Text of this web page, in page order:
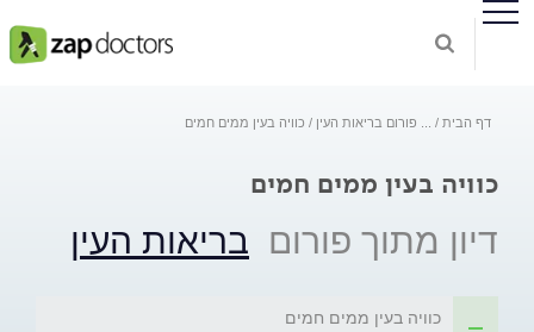
דף הבית פורום בריאות העין כוויה בעין ממים חמים
כוויה בעין ממים חמים
דיון מתוך פורום בריאות העין
כוויה בעין ממים חמים